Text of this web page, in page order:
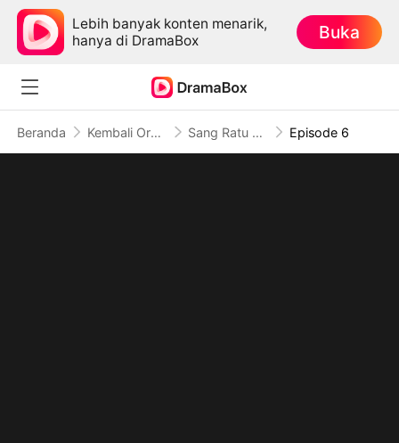
Lebih banyak konten menarik,
hanya di DramaBox
Buka
Beranda Kembali Orang Kuat Sang Ratu yang Diremehkan Episode 6